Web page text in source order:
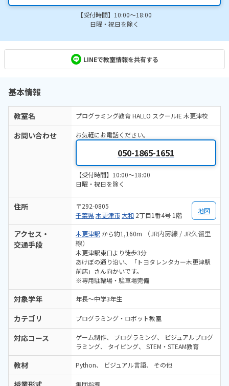
【受付時間】10:00～18:00
日曜・祝日を除く
LINEで教室情報を共有する
基本情報
教室名 プログラミング教育 HALLO スクールIE 木更津校
お問い合わせ お気軽にお電話ください。
050-1865-1651
【受付時間】10:00～18:00
日曜・祝日を除く
住所
〒292-0805
千葉県木更津市 大和 2丁目1番4号 1階
地図
アクセス・
交通手段
木更津駅 から約1,160m
（JR内房線 / JR久留里
線）
木更津駅東口より徒歩3分
あけぼの通り沿い、「トヨタレンタカー木更津駅
前店」さん向かいです。
※専用駐輪場・駐車場完備
対象学年 年長～中学3年生
カテゴリ プログラミング・ロボット教室
対応コース ゲーム制作 プログラミング
ビジュアルプログ
ラミング
タイピング STEM・STEAM教育
教材 Python ビジュアル言語 その他
集団指導